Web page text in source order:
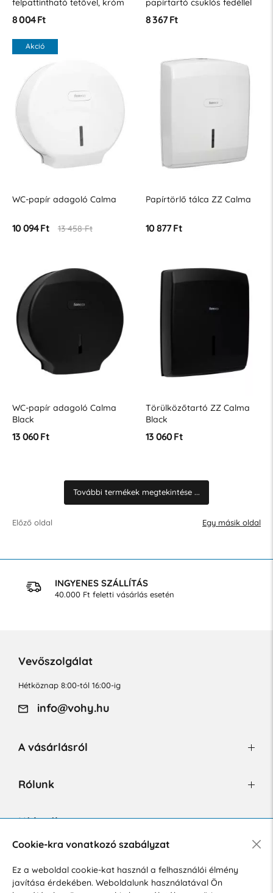
8 004 Ft 8 367 Ft
Akció
WC-papír adagoló Calma
10 094 Ft 13 458 Ft
Papírtörlő tálca ZZ Calma
10 877 Ft
WC-papír adagoló Calma
Black
13 060 Ft
Törülközőtartó ZZ Calma
Black
13 060 Ft
További termékek megtekintése ...
Előző oldal Egy másik oldal
INGYENES SZÁLLÍTÁS
40.000 Ft feletti vásárlás esetén
Vevőszolgálat
Hétköznap 8:00-tól 16:00-ig
info@vohy.hu
A vásárlásról
Rólunk
Hírlevél
Hozzájárulok a személyes adatok marketing célú kezeléséhez.
Személyes adatok védelmére vonatkozó szabályzat.
Cookie-kra vonatkozó szabályzat
Ez a weboldal cookie-kat használ a felhasználói élmény
javítása érdekében. Weboldalunk használatával Ön